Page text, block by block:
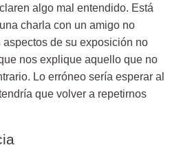
algo mal entendido. Está
charla con un amigo no
de su exposición no
nos explique aquello que no
Lo erróneo sería esperar al
que volver a repetirnos